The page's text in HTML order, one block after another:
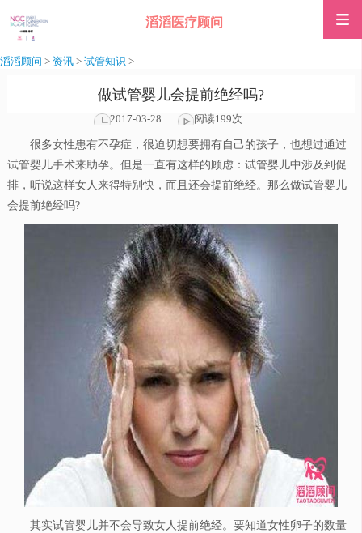
滔滔医疗顾问
滔滔顾问 > 资讯 > 试管知识 >
做试管婴儿会提前绝经吗?
2017-03-28 阅读199次
很多女性患有不孕症，很迫切想要拥有自己的孩子，也想过通过
试管婴儿手术来助孕。但是一直有这样的顾虑：试管婴儿中涉及到促
排，听说这样女人来得特别快，而且还会提前绝经。那么做试管婴儿
会提前绝经吗?
其实试管婴儿并不会导致女人提前绝经。要知道女性卵子的数量